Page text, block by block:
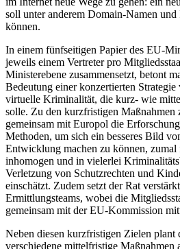
soll unter anderem Domain-Namen
können.
In einem fünfseitigen Papier des EU-
jeweils einem Vertreter pro
Ministerebene zusammensetzt, betont
Bedeutung einer konzertierten
virtuelle Kriminalität, die kurz- wie
solle. Zu den kurzfristigen Maßnahmen
gemeinsam mit Europol die
Methoden, um sich ein besseres Bild
Entwicklung machen zu können, zumal
inhomogen und in vielerlei
Verletzung von Schutzrechten und
einschätzt. Zudem setzt der Rat
Ermittlungsteams, wobei die
gemeinsam mit der EU-Kommission
Neben diesen kurzfristigen Zielen plant
verschiedene mittelfristige Maßnahmen